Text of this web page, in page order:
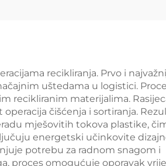
recikliranja. Prvo i
uštedama u logistici.
recikliranim materijalima.
čišćenja i sortiranja.
mješovitih tokova plastike,
energetski učinkovite
potrebu za radnom snagom i
proces omogućuje oporavak